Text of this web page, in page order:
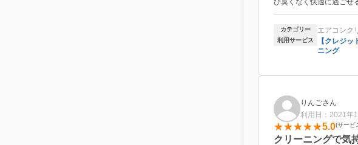
び臭くなく快適に過ごせ
カテゴリー エアコンク
利用サービス
【クレジ
ニング
りんごさん
利用日：2021年
5.0 サービ
クリーニングで気